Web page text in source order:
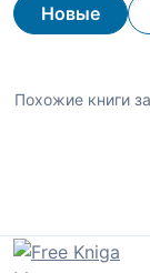
Новые
Похожие книги